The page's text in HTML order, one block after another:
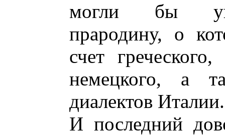
могли бы
прародину, о
счет греческого,
немецкого, а
диалектов Италии.
И последний